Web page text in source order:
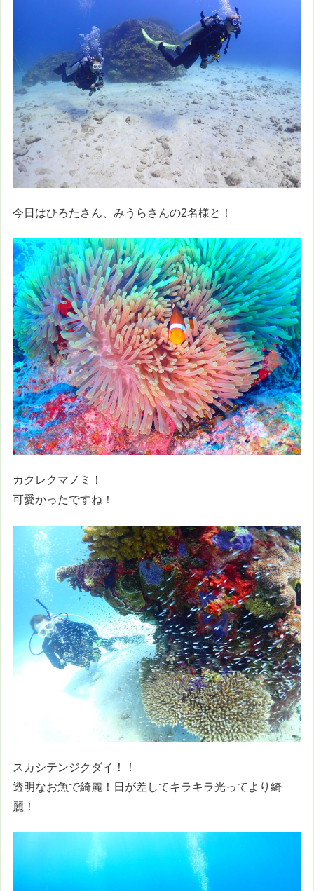
今日はひろたさん、みうらさんの2名様と！
カクレクマノミ！
可愛かったですね！
スカシテンジクダイ！！
透明なお魚で綺麗！日が差してキラキラ光ってより綺
麗！